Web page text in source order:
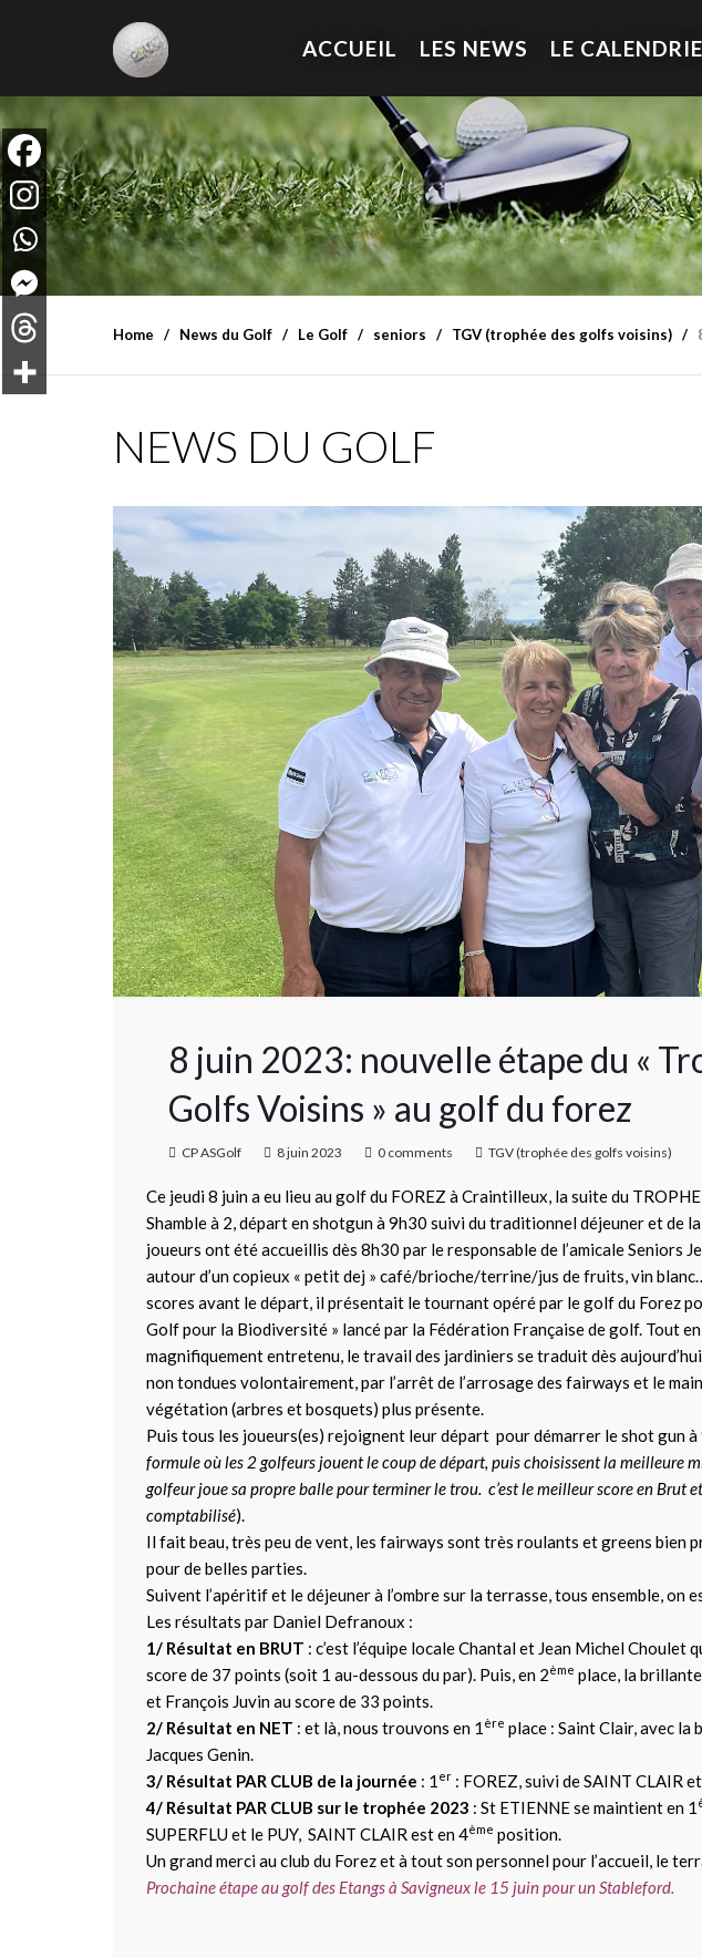
ACCUEIL LES NEWS LE
Home News du Golf Le Golf seniors TGV (trophée des golfs voisins)
NEWS DU GOLF
8 juin 2023: nouvelle étape du «
Golfs Voisins » au golf du forez
CP ASGolf 8 juin 2023 0 comments TGV (trophée des golfs voisins)
Ce jeudi 8 juin a eu lieu au golf du FOREZ à Craintilleux, la suite du
Shamble à 2, départ en shotgun à 9h30 suivi du traditionnel déjeuner et de
joueurs ont été accueillis dès 8h30 par le responsable de l’amicale Seniors
autour d’un copieux « petit dej » café/brioche/terrine/jus de fruits, vin
scores avant le départ, il présentait le tournant opéré par le golf du Forez
Golf pour la Biodiversité » lancé par la Fédération Française de golf. Tout
magnifiquement entretenu, le travail des jardiniers se traduit dès
non tondues volontairement, par l’arrêt de l’arrosage des fairways et le
végétation (arbres et bosquets) plus présente.
Puis tous les joueurs(es) rejoignent leur départ pour démarrer le shot gun à
formule où les 2 golfeurs jouent le coup de départ, puis choisissent la meilleure
golfeur joue sa propre balle pour terminer le trou. c’est le meilleur score en Brut
comptabilisé).
Il fait beau, très peu de vent, les fairways sont très roulants et greens bien
pour de belles parties.
Suivent l’apéritif et le déjeuner à l’ombre sur la terrasse, tous ensemble, on
Les résultats par Daniel Defranoux :
1/ Résultat en BRUT : c’est l’équipe locale Chantal et Jean Michel Choulet
score de 37 points (soit 1 au-dessous du par). Puis, en 2ème place, la
et François Juvin au score de 33 points.
2/ Résultat en NET : et là, nous trouvons en 1 ère place : Saint Clair, avec la
Jacques Genin.
3/ Résultat PAR CLUB de la journée : 1 er : FOREZ, suivi de SAINT CLAIR et
4/ Résultat PAR CLUB sur le trophée 2023 : St ETIENNE se maintient en 1
SUPERFLU et le PUY, SAINT CLAIR est en 4ème position.
Un grand merci au club du Forez et à tout son personnel pour l’accueil, le
Prochaine étape au golf des Etangs à Savigneux le 15 juin pour un Stableford.